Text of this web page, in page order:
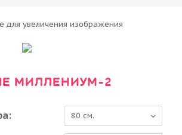
МИЛЛЕНИУМ-2